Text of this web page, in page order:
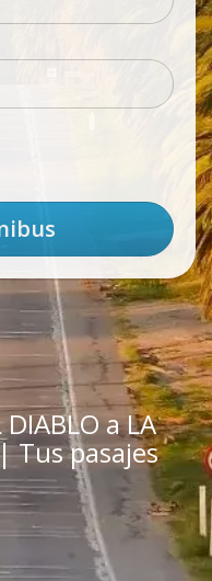
a LA
Tus pasajes